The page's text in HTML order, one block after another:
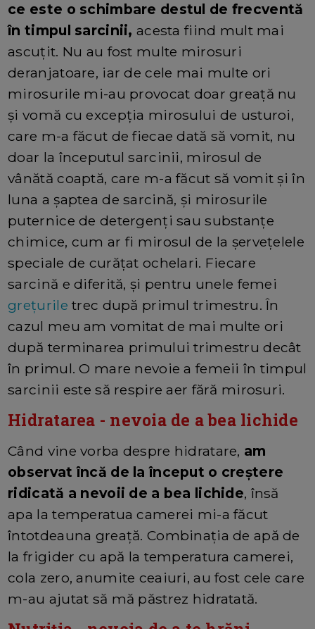
ce este o schimbare destul de frecventă
în timpul sarcinii, acesta fiind mult mai
ascuțit. Nu au fost multe mirosuri
deranjatoare, iar de cele mai multe ori
mirosurile mi-au provocat doar greață nu
și vomă cu excepția mirosului de usturoi,
care m-a făcut de fiecae dată să vomit, nu
doar la începutul sarcinii, mirosul de
vânătă coaptă, care m-a făcut să vomit și în
luna a șaptea de sarcină, și mirosurile
puternice de detergenți sau substanțe
chimice, cum ar fi mirosul de la șervețelele
speciale de curățat ochelari. Fiecare
sarcină e diferită, și pentru unele femei
grețurile trec după primul trimestru. În
cazul meu am vomitat de mai multe ori
după terminarea primului trimestru decât
în primul. O mare nevoie a femeii în timpul
sarcinii este să respire aer fără mirosuri.
Hidratarea - nevoia de a bea lichide
Când vine vorba despre hidratare, am
observat încă de la început o creștere
ridicată a nevoii de a bea lichide, însă
apa la temperatua camerei mi-a făcut
întotdeauna greață. Combinația de apă de
la frigider cu apă la temperatura camerei,
cola zero, anumite ceaiuri, au fost cele care
m-au ajutat să mă păstrez hidratată.